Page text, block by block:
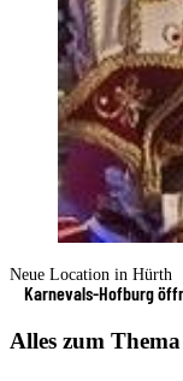
Neue Location in Hürth
Karnevals-Hofburg
Alles zum Thema